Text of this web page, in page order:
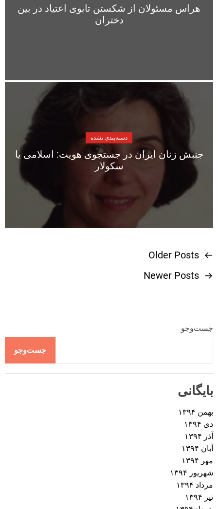
هراس مسئولان از شکستن تابوی اعتیاد در بین
دختران
دسته‌بندی نشده
جنبش زنان ایران در جستجوی هویت: اسلامی یا
سکولار
ر
ا
ب
ی
ن
و
ش
ت
ه‌
←
Older Posts
→
Newer Posts
جست‌وجو
جست‌وجو
بایگانی
بهمن ۱۳۹۴
دی ۱۳۹۴
آذر ۱۳۹۴
آبان ۱۳۹۴
مهر ۱۳۹۴
شهریور ۱۳۹۴
مرداد ۱۳۹۴
تیر ۱۳۹۴